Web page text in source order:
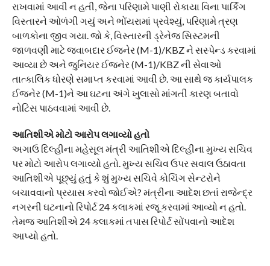
રાખવામાં આવી ન હતી, જેના પરિણામે પાણી રોકાયા વિના પાર્કિંગ
વિસ્તારને ઓળંગી ગયું અને ભોંયરામાં પ્રવેશ્યું, પરિણામે ત્રણ
બાળકોના જીવ ગયા. જો કે, વિસ્તારની ડ્રેનેજ સિસ્ટમની
જાળવણી માટે જવાબદાર ઈજનેર (M-1)/KBZ ને સસ્પેન્ડ કરવામાં
આવ્યા છે અને જુનિયર ઈજનેર (M-1)/KBZ ની સેવાઓ
તાત્કાલિક ધોરણે સમાપ્ત કરવામાં આવી છે. આ સાથે જ કાર્યપાલક
ઈજનેર (M-1)ને આ ઘટના અંગે ખુલાસો માંગતી કારણ બતાવો
નોટિસ પાઠવવામાં આવી છે.
આતિશીએ મોટો આરોપ લગાવ્યો હતો
અગાઉ દિલ્હીના મહેસૂલ મંત્રી આતિશીએ દિલ્હીના મુખ્ય સચિવ
પર મોટો આરોપ લગાવ્યો હતો. મુખ્ય સચિવ ઉપર સવાલ ઉઠાવતા
આતિશીએ પૂછ્યું હતું કે શું મુખ્ય સચિવે કોચિંગ સેન્ટરોને
બચાવવાનો પ્રયાસ કરવો જોઈએ? મંત્રીના આદેશ છતાં રાજેન્દ્ર
નગરની ઘટનાનો રિપોર્ટ 24 કલાકમાં રજૂ કરવામાં આવ્યો ન હતો.
તેમજ આતિશીએ 24 કલાકમાં તપાસ રિપોર્ટ સોંપવાનો આદેશ
આપ્યો હતો.